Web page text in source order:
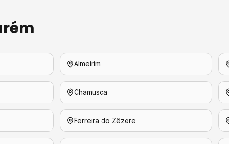
Almeirim
Chamusca
Ferreira do Zêzere